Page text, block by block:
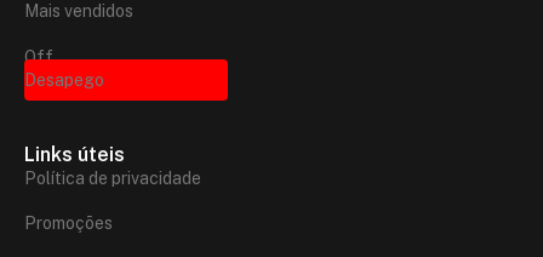
Mais vendidos
Off
Desapego
Links úteis
Política de privacidade
Promoções